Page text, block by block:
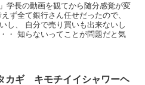
学長の動画を観てから随分感覚が変
ず全て銀行さん任せだったので、
し、 自分で売り買いも出来ないし
・ 知らないってことが問題だと気
カギ キモチイイシャワーヘ